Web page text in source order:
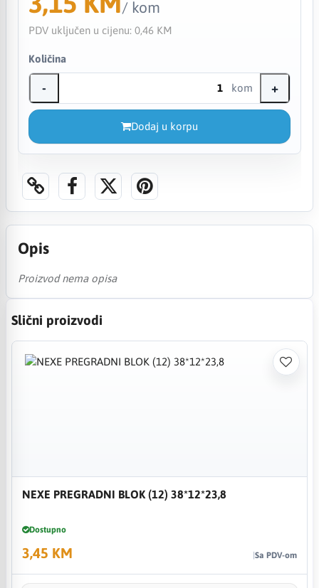
/ kom
PDV uključen u cijenu: 0,46 KM
Količina
- kom +
Dodaj u korpu
Opis
Proizvod nema opisa
Slični proizvodi
NEXE PREGRADNI BLOK (12) 38*12*23,8
Dostupno
3,45 KM Sa PDV-om